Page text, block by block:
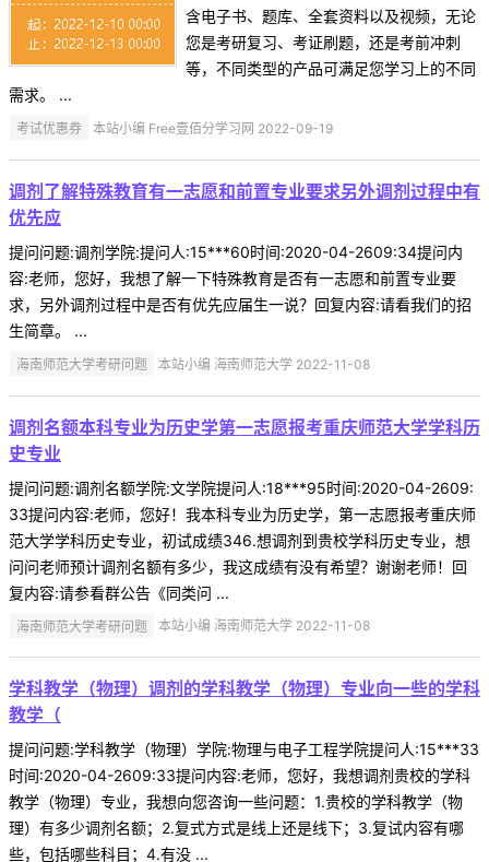
含电子书、题库、全套资料以及视频，无论
您是考研复习、考证刷题，还是考前冲刺
等，不同类型的产品可满足您学习上的不同
需求。 ...
考试优惠券 本站小编 Free壹佰分学习网 2022-09-19
调剂了解特殊教育有一志愿和前置专业要求另外调剂过程中有
优先应
提问问题:调剂学院:提问人:15***60时间:2020-04-2609:34提问内
容:老师，您好，我想了解一下特殊教育是否有一志愿和前置专业要
求，另外调剂过程中是否有优先应届生一说？回复内容:请看我们的招
生简章。 ...
海南师范大学考研问题 本站小编 海南师范大学 2022-11-08
调剂名额本科专业为历史学第一志愿报考重庆师范大学学科历
史专业
提问问题:调剂名额学院:文学院提问人:18***95时间:2020-04-2609:
33提问内容:老师，您好！我本科专业为历史学，第一志愿报考重庆师
范大学学科历史专业，初试成绩346.想调剂到贵校学科历史专业，想
问问老师预计调剂名额有多少，我这成绩有没有希望？谢谢老师！回
复内容:请参看群公告《同类问 ...
海南师范大学考研问题 本站小编 海南师范大学 2022-11-08
学科教学（物理）调剂的学科教学（物理）专业向一些的学科
教学（
提问问题:学科教学（物理）学院:物理与电子工程学院提问人:15***33
时间:2020-04-2609:33提问内容:老师，您好，我想调剂贵校的学科
教学（物理）专业，我想向您咨询一些问题：1.贵校的学科教学（物
理）有多少调剂名额；2.复式方式是线上还是线下；3.复试内容有哪
些，包括哪些科目；4.有没 ...